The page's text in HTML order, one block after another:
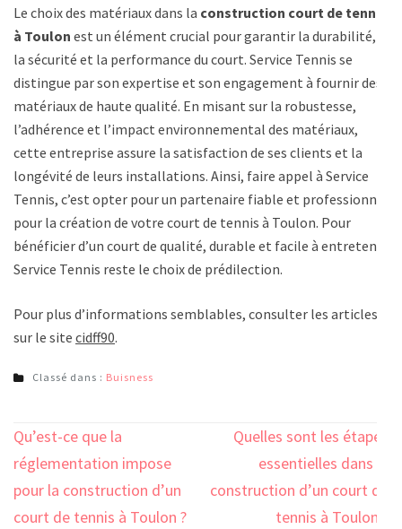
Le choix des matériaux dans la construction court de tennis
à Toulon est un élément crucial pour garantir la durabilité,
la sécurité et la performance du court. Service Tennis se
distingue par son expertise et son engagement à fournir des
matériaux de haute qualité. En misant sur la robustesse,
l’adhérence et l’impact environnemental des matériaux,
cette entreprise assure la satisfaction de ses clients et la
longévité de leurs installations. Ainsi, faire appel à Service
Tennis, c’est opter pour un partenaire fiable et professionnel
pour la création de votre court de tennis à Toulon. Pour
bénéficier d’un court de qualité, durable et facile à entretenir,
Service Tennis reste le choix de prédilection.
Pour plus d’informations semblables, consulter les articles
sur le site cidff90.
Classé dans : Buisness
Navigation
de
l’article
Qu’est-ce que la
réglementation impose
pour la construction d’un
court de tennis à Toulon ?
Quelles sont les étapes
essentielles dans la
construction d’un court de
tennis à Toulon ?